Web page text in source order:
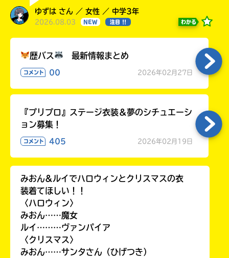
ゆずは さん ／ 女性 ／ 中学3年
2026.08.03 NEW 注目 !! わかる
歴バス 最新情報まとめ
コメント 00 2026年02月27日
『プリプロ』ステージ衣装＆夢のシチュエーシ
ョン募集！
コメント 405 2026年02月19日
みおん&ルイでハロウィンとクリスマスの衣
装着てほしい！！
〈ハロウィン〉
みおん……魔女
ルイ………ヴァンパイア
〈クリスマス〉
みおん……サンタさん（ひげつき）